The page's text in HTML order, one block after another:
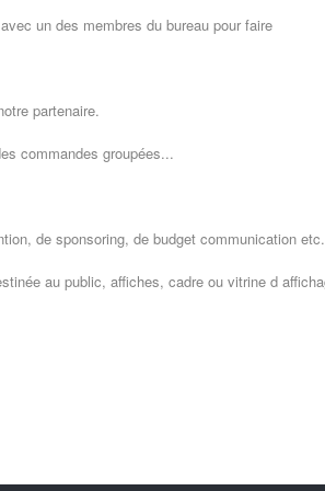
un des membres du bureau pour faire
partenaire.
commandes groupées...
de sponsoring, de budget communication
au public, affiches, cadre ou vitrine d